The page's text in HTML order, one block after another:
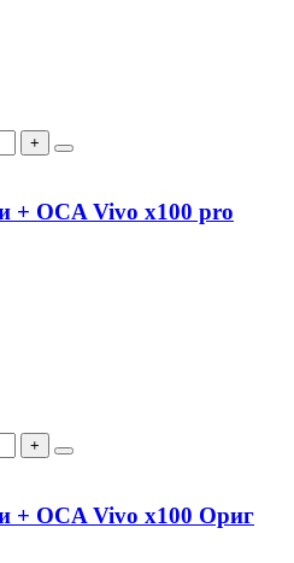
+
+ OCA Vivo x100 pro
+
+ OCA Vivo x100 Ориг